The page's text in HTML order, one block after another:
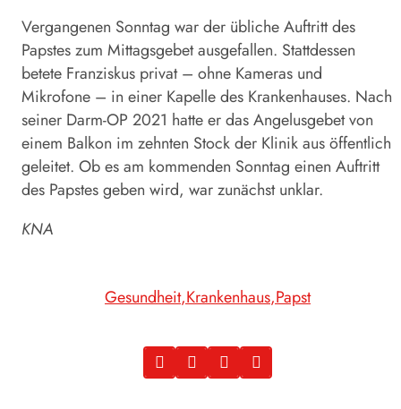
Vergangenen Sonntag war der übliche Auftritt des
Papstes zum Mittagsgebet ausgefallen. Stattdessen
betete Franziskus privat – ohne Kameras und
Mikrofone – in einer Kapelle des Krankenhauses. Nach
seiner Darm-OP 2021 hatte er das Angelusgebet von
einem Balkon im zehnten Stock der Klinik aus öffentlich
geleitet. Ob es am kommenden Sonntag einen Auftritt
des Papstes geben wird, war zunächst unklar.
KNA
Gesundheit Krankenhaus Papst